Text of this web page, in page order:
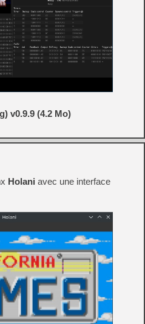
v0.9.9 (4.2 Mo)
Holani avec une interface